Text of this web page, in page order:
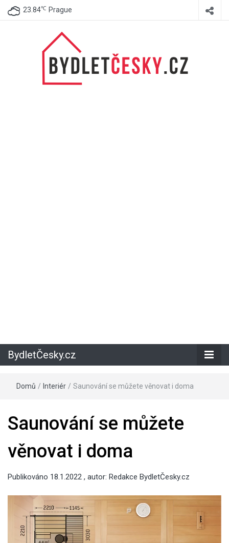
23.84℃ Prague
BydletČesky.cz
Domů / Interiér / Saunování se můžete věnovat i doma
Saunování se můžete
věnovat i doma
Publikováno 18.1.2022 , autor: Redakce BydletČesky.cz